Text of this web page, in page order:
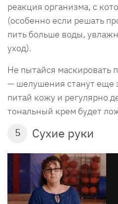
реакция организма, с
(особенно если решать
пить больше воды,
уход).
Не пытайся маскировать
— шелушения станут еще
питай кожу и регулярно
тональный крем будет
5 Сухие руки